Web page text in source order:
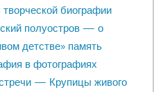
биографии
полуостров — о
детстве» память
в фотографиях
— Крупицы живого